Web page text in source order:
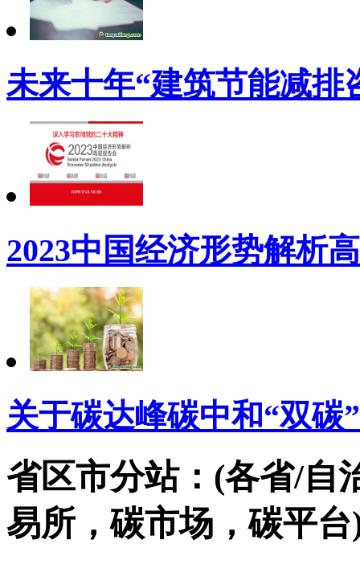
未来十年“建筑节能减排
2023中国经济形势解析
关于碳达峰碳中和“双碳
省区市分站：(各省/自
易所，碳市场，碳平台